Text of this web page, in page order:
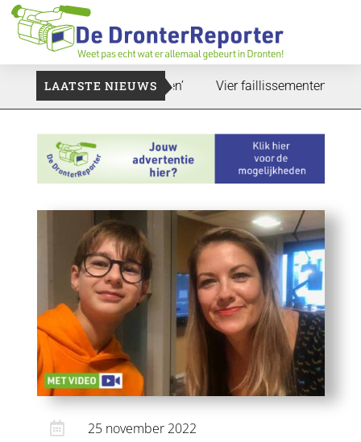
LAATSTE NIEUWS
ook nog wel even duren’ Vier faillissementen in juli:
 25 november 2022